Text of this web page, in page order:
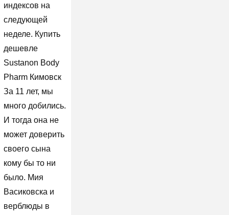
индексов на
следующей
неделе. Купить
дешевле
Sustanon Body
Pharm Кимовск
За 11 лет, мы
много добились.
И тогда она не
может доверить
своего сына
кому бы то ни
было. Мия
Васиковска и
верблюды в